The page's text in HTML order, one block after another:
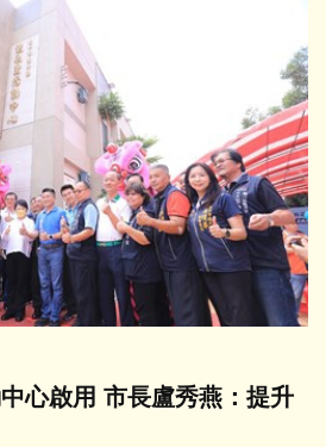
心啟用 市長盧秀燕：提升